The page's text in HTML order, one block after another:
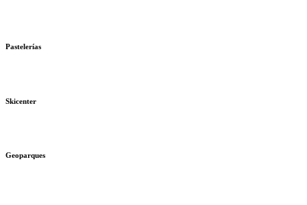
Pastelerías
Skicenter
Geoparques